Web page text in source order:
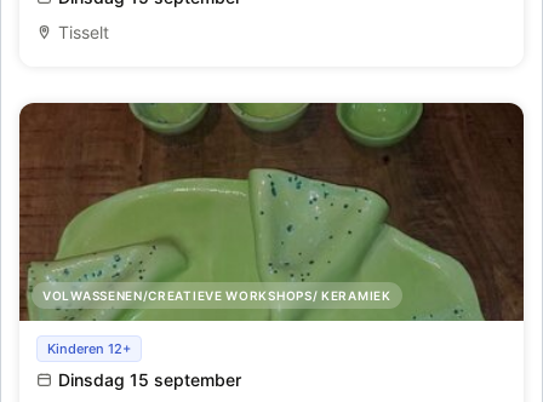
Tisselt
VOLWASSENEN/CREATIEVE WORKSHOPS/ KERAMIEK
Workshop keramiek: originele aperitief schaal
Kinderen 12+
Dinsdag 15 september